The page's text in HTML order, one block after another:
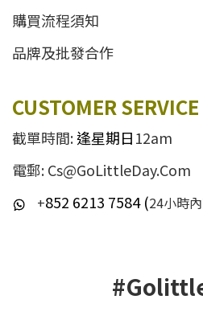
購買流程須知
品牌及批發合作
CUSTOMER
截單時間:逢星期日12am
電郵: Cs@GoLittleDay.Com
+852 6213 7584 (24小時